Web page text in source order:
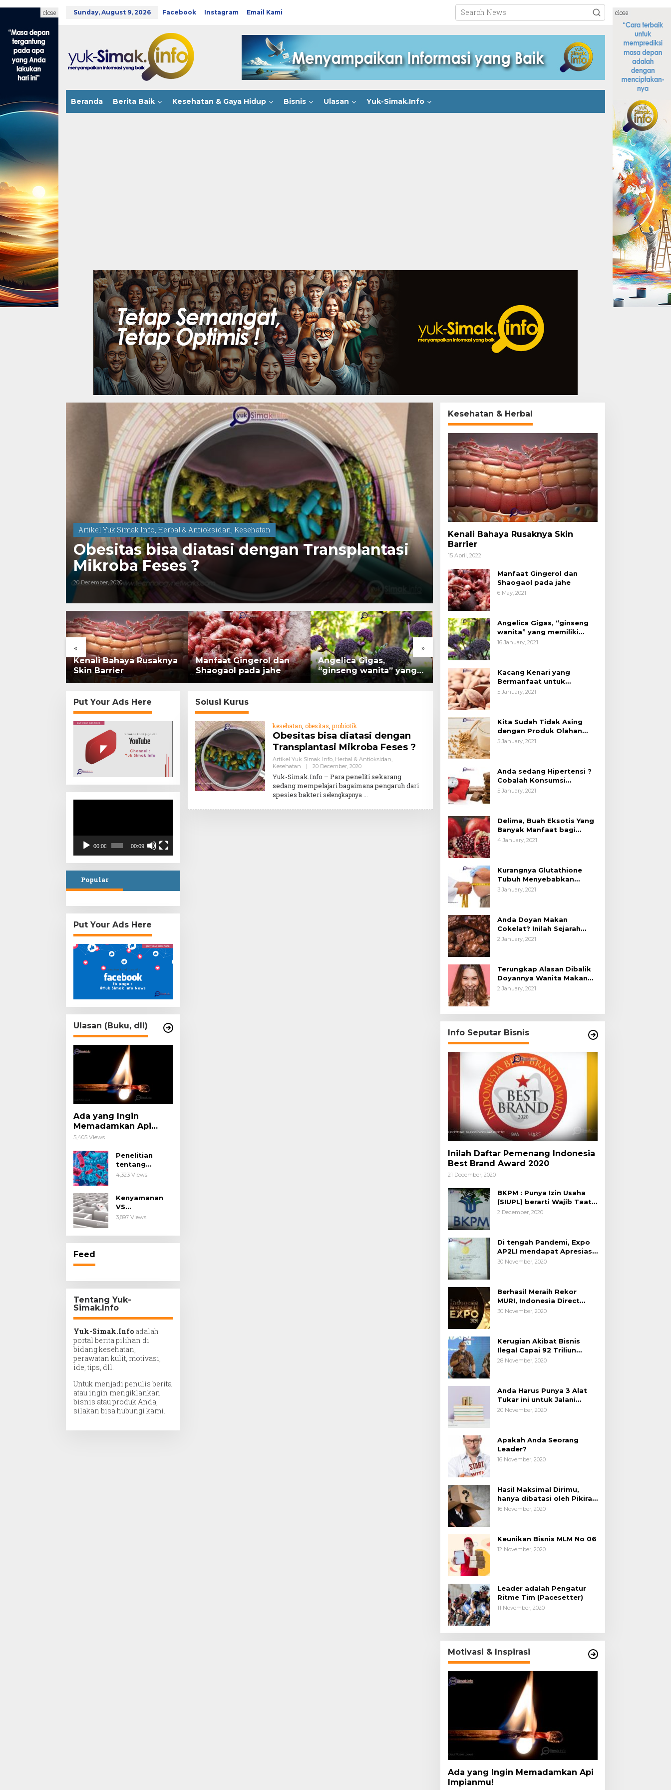
Sunday, August 9, 2026 Facebook Instagram Email Kami
Beranda Berita Baik Kesehatan & Gaya Hidup Bisnis Ulasan Yuk-Simak.Info
close close
Artikel Yuk Simak Info, Herbal & Antioksidan, Kesehatan
Obesitas bisa diatasi dengan Transplantasi
Mikroba Feses ?
20 December, 2020
« »
Kenali Bahaya Rusaknya
Skin Barrier
Manfaat Gingerol dan
Shaogaol pada jahe
Angelica Gigas,
“ginseng wanita” yang
memiliki peran
Kacang Kenari yang
Bermanfaat untuk
Kesehatan (Bukan
Hanya untuk Bahan Kue)
dengan Produk Olahan
Kedelai, Tapi Sudah
Tahu Manfaatnya untuk
Put Your Ads Here
00:00 00:09
Popular
Put Your Ads Here
Ulasan (Buku, dll)
Ada yang Ingin
Memadamkan Api
Impianmu!
5,405 Views
Penelitian
tentang
Probiotik
Penyakit
Imunologis.
4,323 Views
Kenyamanan
VS
Kesengsaraan.
3,897 Views
Feed
Tentang Yuk-
Simak.Info
Yuk-Simak.Info adalah
portal berita pilihan di
bidang kesehatan,
perawatan kulit, motivasi,
ide, tips, dll.
Untuk menjadi penulis berita
atau ingin mengiklankan
bisnis atau produk Anda,
silakan bisa hubungi kami.
Solusi Kurus
kesehatan, obesitas,probiotik
Obesitas bisa diatasi dengan
Transplantasi Mikroba Feses ?
Artikel Yuk Simak Info, Herbal & Antioksidan,
Kesehatan
| 20 December, 2020By
August
Yuk-Simak.Info – Para peneliti sekarang
sedang mempelajari bagaimana pengaruh dari
spesies bakteriselengkapnya
Kesehatan & Herbal
Kenali Bahaya Rusaknya Skin
Barrier
15 April, 2022
Manfaat Gingerol dan
Shaogaol pada jahe
6 May, 2021
Angelica Gigas, “ginseng
wanita” yang memiliki
peran mengatasi kanker.
16 January, 2021
Kacang Kenari yang
Bermanfaat untuk
Kesehatan (Bukan Hanya
5 January, 2021
Kita Sudah Tidak Asing
dengan Produk Olahan
Kedelai, Tapi Sudah Tahu
5 January, 2021
Anda sedang Hipertensi ?
Cobalah Konsumsi
Cokelat.
5 January, 2021
Delima, Buah Eksotis Yang
Banyak Manfaat bagi
Tubuh
4 January, 2021
Kurangnya Glutathione
Tubuh Menyebabkan
Obesitas
3 January, 2021
Anda Doyan Makan
Cokelat? Inilah Sejarah
Awalnya Cokelat di Dunia
2 January, 2021
Terungkap Alasan Dibalik
Doyannya Wanita Makan
Cokelat
2 January, 2021
Info Seputar Bisnis
Inilah Daftar Pemenang Indonesia
Best Brand Award 2020
21 December, 2020
BKPM : Punya Izin Usaha
(SIUPL) berarti Wajib Taat
Aturan
2 December, 2020
Di tengah Pandemi, Expo
AP2LI mendapat Apresiasi
Rekor MURI
30 November, 2020
Berhasil Meraih Rekor
MURI, Indonesia Direct
Selling 4.0 Expo 2020
30 November, 2020
Kerugian Akibat Bisnis
Ilegal Capai 92 Triliun
Rupiah, AP2LI menghimbau
28 November, 2020
Anda Harus Punya 3 Alat
Tukar ini untuk Jalani
Hidup.
20 November, 2020
Apakah Anda Seorang
Leader?
16 November, 2020
Hasil Maksimal Dirimu,
hanya dibatasi oleh Pikiran
Negatif.
16 November, 2020
Keunikan Bisnis MLM No 06
12 November, 2020
Leader adalah Pengatur
Ritme Tim (Pacesetter)
11 November, 2020
Motivasi & Inspirasi
Ada yang Ingin Memadamkan Api
Impianmu!